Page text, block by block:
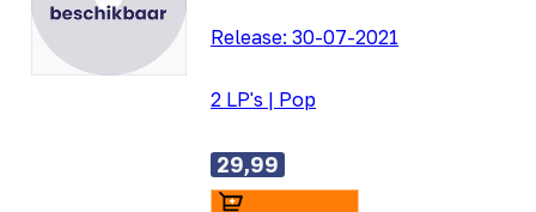
Release: 30-07-2021
2 LP's | Pop
29,99